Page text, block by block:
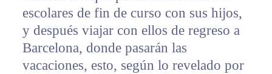
escolares de fin de curso con sus hijos,
y después viajar con ellos de regreso a
Barcelona, donde pasarán las
vacaciones, esto, según lo revelado por